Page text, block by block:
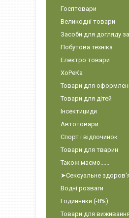
Госптовари
Великодні товари
Засоби для догляду
Побутова техніка
Електро товари
ХоРеКа
Товари для
Товари для дітей
Інсектициди
Автотовари
Спорт і відпочинок
Товари для тварин
Також маємо......
➤Сексуальне
Водні розваги
Годинники (-8%)
Товари для виживання